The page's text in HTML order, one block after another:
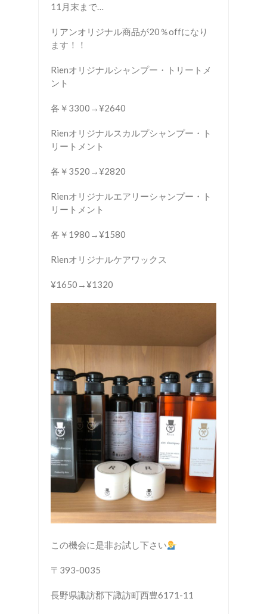
11月末まで…
リアンオリジナル商品が20％offになり
ます！！
Rienオリジナルシャンプー・トリートメ
ント
各￥3300→¥2640
Rienオリジナルスカルプシャンプー・ト
リートメント
各￥3520→¥2820
Rienオリジナルエアリーシャンプー・ト
リートメント
各￥1980→¥1580
Rienオリジナルケアワックス
¥1650→¥1320
この機会に是非お試し下さい
〒393-0035
長野県諏訪郡下諏訪町西豊6171-11